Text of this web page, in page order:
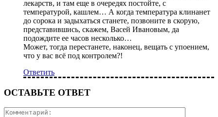
лекарств, и там еще в очередях постойте, с
температурой, кашлем… А когда температура клинанет
до сорока и задыхаться станете, позвоните в скорую,
представившись, скажем, Васей Ивановым, да
подождите ее часов несколько…
Может, тогда перестанете, наконец, вещать с упоением,
что у вас всё под контролем?!
Ответить
ОСТАВЬТЕ ОТВЕТ